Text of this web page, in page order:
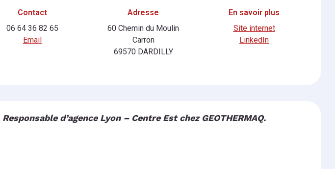
Contact
06 64 36 82 65
Email
Adresse
60 Chemin du Moulin
Carron
69570 DARDILLY
En savoir plus
Site internet
LinkedIn
d’agence Lyon – Centre Est chez GEOTHERMAQ.